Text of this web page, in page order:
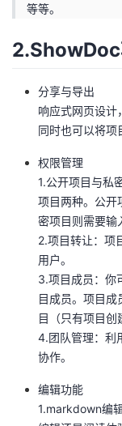
的
客
我
论
坛
的
圈
子
我
的
直
播
我
的
活
动
我
的
关
Programs
等等。
分享与导出
响应式网页设计
同时也可以将项
权限管理
1.公开项目与私
项目两种。公开
密项目则需要输
2.项目转让：项
用户。
3.项目成员：你
目成员。项目
目（只有项目创
4.团队管理：利
协作。
编辑功能
1.markdown编